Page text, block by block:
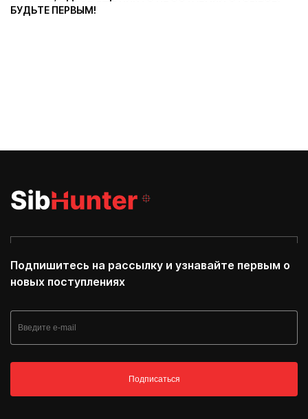
БУДЬТЕ ПЕРВЫМ!
Подпишитесь на рассылку и узнавайте первым о
новых поступлениях
Подписаться